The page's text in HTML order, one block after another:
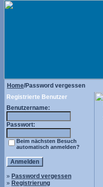
Home/Password vergessen
Registrierte Benutzer
Benutzername:
Passwort:
Beim nächsten Besuch
automatisch anmelden?
» Password vergessen
» Registrierung